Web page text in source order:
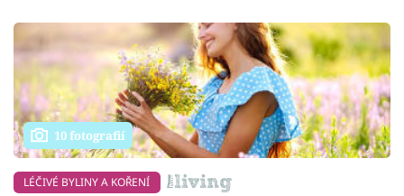
10 fotografií
LÉČIVÉ BYLINY A KOŘENÍ